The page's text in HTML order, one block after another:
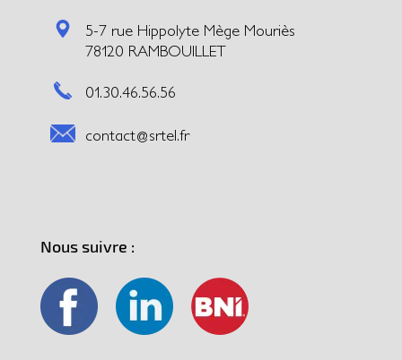
5-7 rue Hippolyte Mège Mouriès
78120 RAMBOUILLET
01.30.46.56.56
contact@srtel.fr
Nous suivre :